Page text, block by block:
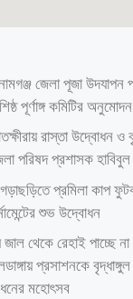
জেলা পূজা উদযাপন
পূর্ণাঙ্গ কমিটির অনুমোদন
রাস্তা উদ্বোধন
পরিষদ প্রশাসক
প্রমিলা কাপ
শুভ উদ্বোধন
জাল থেকে রেহাই পাচ্ছে
প্রসাশনকে
মহোৎসব